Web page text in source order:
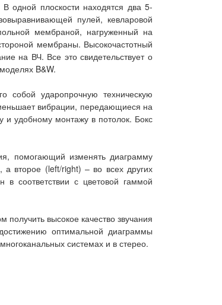
одной плоскости находятся два 5-
пулей, кевларовой
мембраной, нагруженный на
мембраны. Высокочастотный
на ВЧ. Все это свидетельствует о
B&W.
собой ударопрочную техническую
вибрации, передающиеся на
и удобному монтажу в потолок. Бокс
помогающий изменять диаграмму
а второе (left/right) – во всех других
соответствии с цветовой гаммой
высокое качество звучания
оптимальной диаграммы
системах и в стерео.